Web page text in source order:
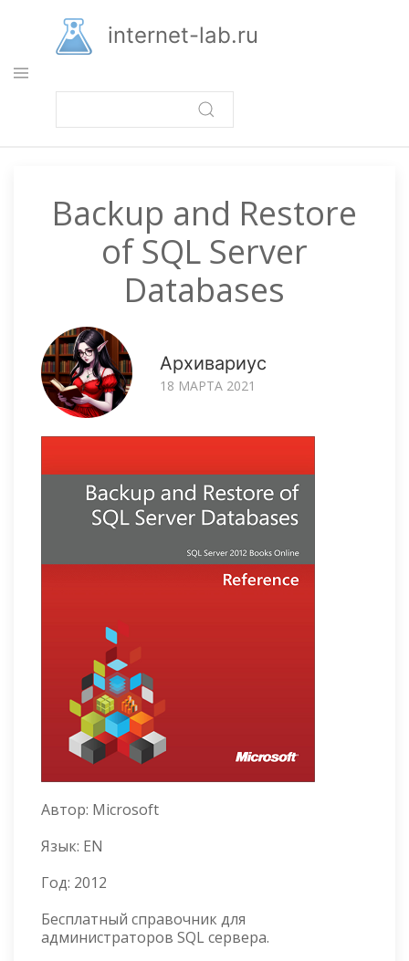
основному
содержанию
internet-lab.ru
Backup and Restore
of SQL Server
Databases
Архивариус
18 МАРТА 2021
Автор: Microsoft
Язык: EN
Год: 2012
Бесплатный справочник для
администраторов SQL сервера.